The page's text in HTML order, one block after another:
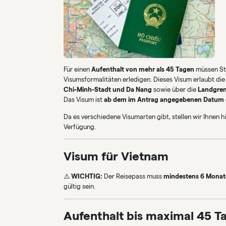
Für einen Aufenthalt von mehr als 45 Tagen müssen
Visumsformalitäten erledigen. Dieses Visum erlaubt die
Chi-Minh-Stadt und Da Nang sowie über die
Das Visum ist ab dem im Antrag angegebenen
Da es verschiedene Visumarten gibt, stellen wir Ihnen
Verfügung.
Visum für Vietnam
⚠️ WICHTIG: Der Reisepass muss mindestens 6
gültig sein.
Aufenthalt bis maximal 45